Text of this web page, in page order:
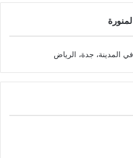
المدينة، جدة، الرياض